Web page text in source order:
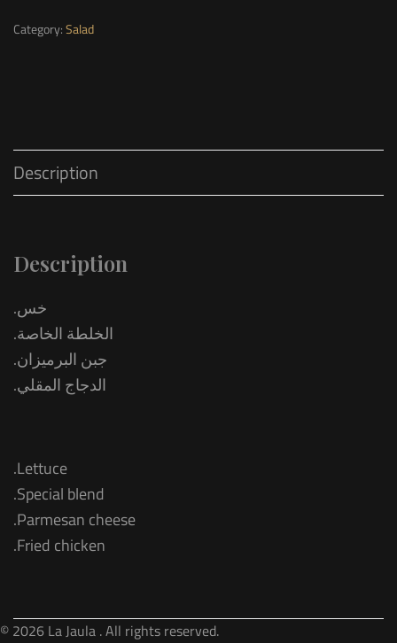
Category:Salad
Description
Description
.خس
.الخلطة الخاصة
.جبن البرميزان
.الدجاج المقلي
.Lettuce
.Special blend
.Parmesan cheese
.Fried chicken
© 2026 La Jaula . All rights reserved.